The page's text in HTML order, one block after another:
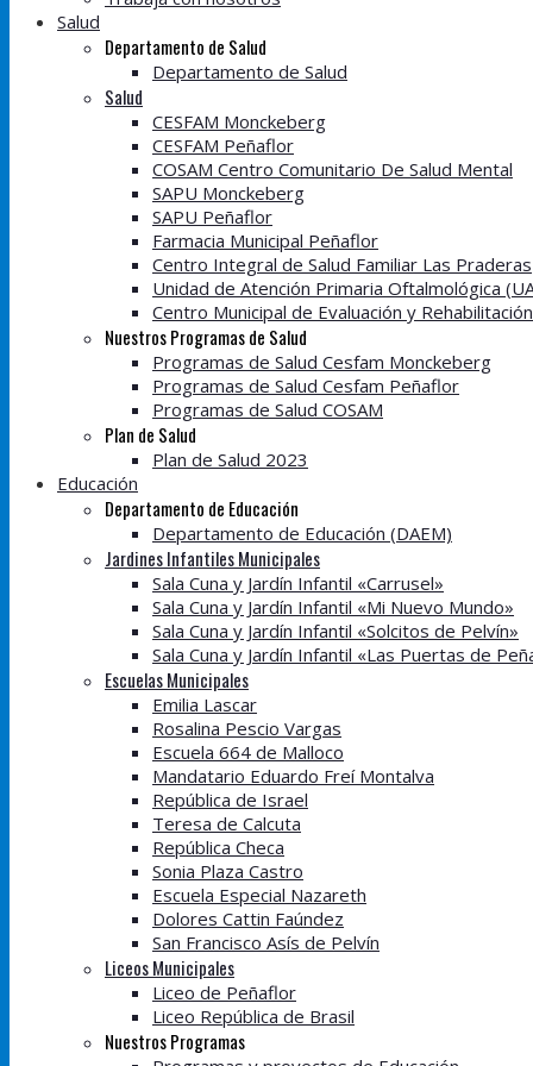
Salud
Departamento de Salud
Departamento de Salud
Salud
CESFAM Monckeberg
CESFAM Peñaflor
COSAM Centro Comunitario De Salud Mental
SAPU Monckeberg
SAPU Peñaflor
Farmacia Municipal Peñaflor
Centro Integral de Salud Familiar Las Praderas
Unidad de Atención Primaria Oftalmológica
Centro Municipal de Evaluación y
Nuestros Programas de Salud
Programas de Salud Cesfam Monckeberg
Programas de Salud Cesfam Peñaflor
Programas de Salud COSAM
Plan de Salud
Plan de Salud 2023
Educación
Departamento de Educación
Departamento de Educación (DAEM)
Jardines Infantiles Municipales
Sala Cuna y Jardín Infantil «Carrusel»
Sala Cuna y Jardín Infantil «Mi Nuevo Mundo»
Sala Cuna y Jardín Infantil «Solcitos de Pelvín»
Sala Cuna y Jardín Infantil «Las Puertas de
Escuelas Municipales
Emilia Lascar
Rosalina Pescio Vargas
Escuela 664 de Malloco
Mandatario Eduardo Freí Montalva
República de Israel
Teresa de Calcuta
República Checa
Sonia Plaza Castro
Escuela Especial Nazareth
Dolores Cattin Faúndez
San Francisco Asís de Pelvín
Liceos Municipales
Liceo de Peñaflor
Liceo República de Brasil
Nuestros Programas